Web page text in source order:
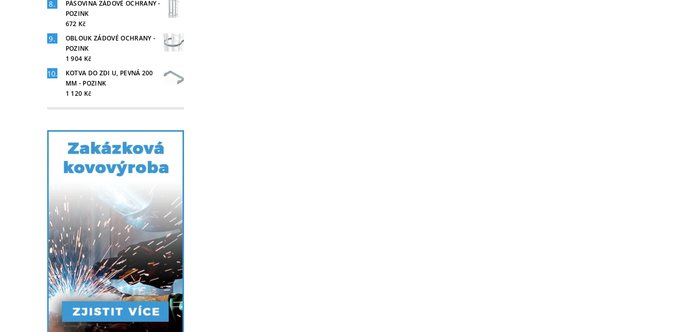
PÁSOVINA ZÁDOVÉ OCHRANY -
POZINK
672 Kč
OBLOUK ZÁDOVÉ OCHRANY -
POZINK
1 904 Kč
KOTVA DO ZDI U, PEVNÁ 200
MM - POZINK
1 120 Kč